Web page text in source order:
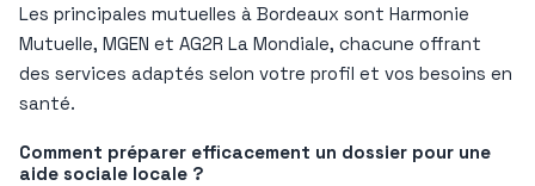
Les principales mutuelles à Bordeaux sont Harmonie
Mutuelle, MGEN et AG2R La Mondiale, chacune offrant
des services adaptés selon votre profil et vos besoins en
santé.
Comment préparer efficacement un dossier pour une
aide sociale locale ?